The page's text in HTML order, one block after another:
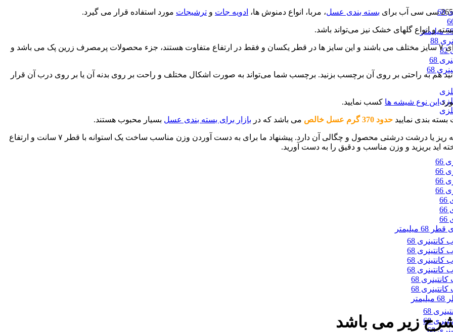
88
68
بسته بندی عسل، مربا، انواع دمنوش ها، ادویه جات و ترشیجات مورد استفاده قرار می گیرد.
و انواع گلهای خشک نیز می‌تواند باشد.
و فلزی، دارای ۷ سایز مختلف می باشند و این سایز ها در قطر یکسان و فقط در ارتفاع متفاوت هستند، جزء محصولات پرمصرف زرین پک می باشد و
هم به راحتی بر روی آن برچسب بزنید. برچسب شما می‌تواند به صورت اشکال مختلف و راحت بر روی بدنه آن یا بر روی درب آن قرار
این نوع شیشه ها کسب نمایید.
حدود 370 گرم عسل خالص می باشد که در بازار برای بسته بندی عسل بسیار محبوب هستند.
خشکبار و ادویه جات که در این شیشه قابل بسته بندی است بستگی به ریز یا درشت درشتی محصول و چگالی آن دارد. پیشنهاد ما برای به دست آوردن وزن مناسب ساخت یک استوانه با قطر ۷ سانت و ارتفاع
زیر می باشد